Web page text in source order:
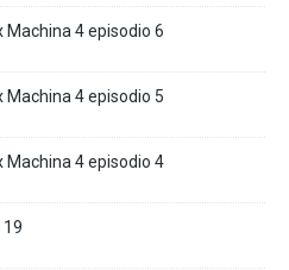
Machina 4 episodio 6
Machina 4 episodio 5
Machina 4 episodio 4
19